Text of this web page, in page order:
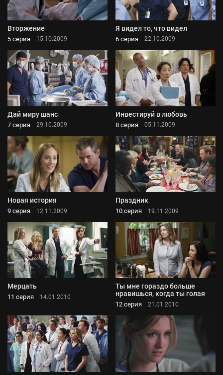
Вторжение
5 серия 15.10.2009
Я видел то, что видел
6 серия 22.10.2009
Дай миру шанс
7 серия 29.10.2009
Инвестируй в любовь
8 серия 05.11.2009
Новая история
9 серия 12.11.2009
Праздник
10 серия 19.11.2009
Мерцать
11 серия 14.01.2010
Ты мне гораздо больше
нравишься, когда ты голая
12 серия 21.01.2010